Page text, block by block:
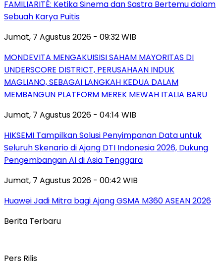
FAMILIARITÉ: Ketika Sinema dan Sastra Bertemu dalam
Sebuah Karya Puitis
Jumat, 7 Agustus 2026 - 09:32 WIB
MONDEVITA MENGAKUISISI SAHAM MAYORITAS DI
UNDERSCORE DISTRICT, PERUSAHAAN INDUK
MAGLIANO, SEBAGAI LANGKAH KEDUA DALAM
MEMBANGUN PLATFORM MEREK MEWAH ITALIA BARU
Jumat, 7 Agustus 2026 - 04:14 WIB
HIKSEMI Tampilkan Solusi Penyimpanan Data untuk
Seluruh Skenario di Ajang DTI Indonesia 2026, Dukung
Pengembangan AI di Asia Tenggara
Jumat, 7 Agustus 2026 - 00:42 WIB
Huawei Jadi Mitra bagi Ajang GSMA M360 ASEAN 2026
Berita Terbaru
Pers Rilis